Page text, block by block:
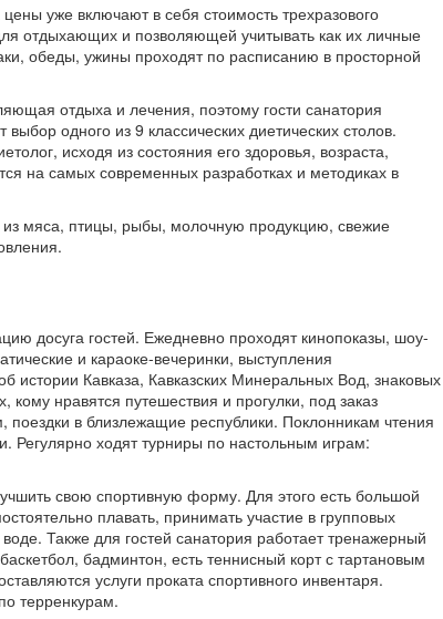
уже включают в себя стоимость трехразового
отдыхающих и позволяющей учитывать как их личные
обеды, ужины проходят по расписанию в просторной
отдыха и лечения, поэтому гости санатория
одного из 9 классических диетических столов.
исходя из состояния его здоровья, возраста,
на самых современных разработках и методиках в
мяса, птицы, рыбы, молочную продукцию, свежие
досуга гостей. Ежедневно проходят кинопоказы, шоу-
и караоке-вечеринки, выступления
истории Кавказа, Кавказских Минеральных Вод, знаковых
кому нравятся путешествия и прогулки, под заказ
в близлежащие республики. Поклонникам чтения
Регулярно ходят турниры по настольным играм:
свою спортивную форму. Для этого есть большой
плавать, принимать участие в групповых
Также для гостей санатория работает тренажерный
бадминтон, есть теннисный корт с тартановым
услуги проката спортивного инвентаря.
терренкурам.